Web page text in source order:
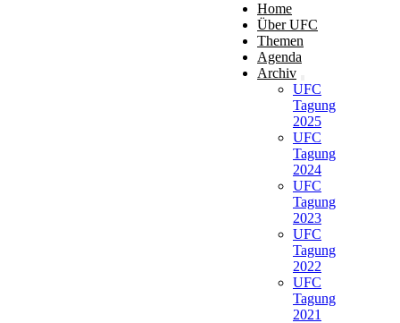
Home
Über UFC
Themen
Agenda
Archiv
UFC
Tagung
2025
UFC
Tagung
2024
UFC
Tagung
2023
UFC
Tagung
2022
UFC
Tagung
2021